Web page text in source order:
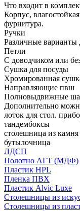
Что входит в
Корпус,
фурнитура.
Ручки
Различные варианты
Петли
С доводчиком или
Сушка для посуды
Хромированная
Направляющие пвш
Полновыдвижные
Дополнительно
лоток для стол.
тандембоксы
столешница из камня
бутылочница
ЛДСП
Полотно АГТ (МДФ)
Пластик HPL
Пленка ПВХ
Пластик Alvic Luxe
Столешницы из
Столешницы из